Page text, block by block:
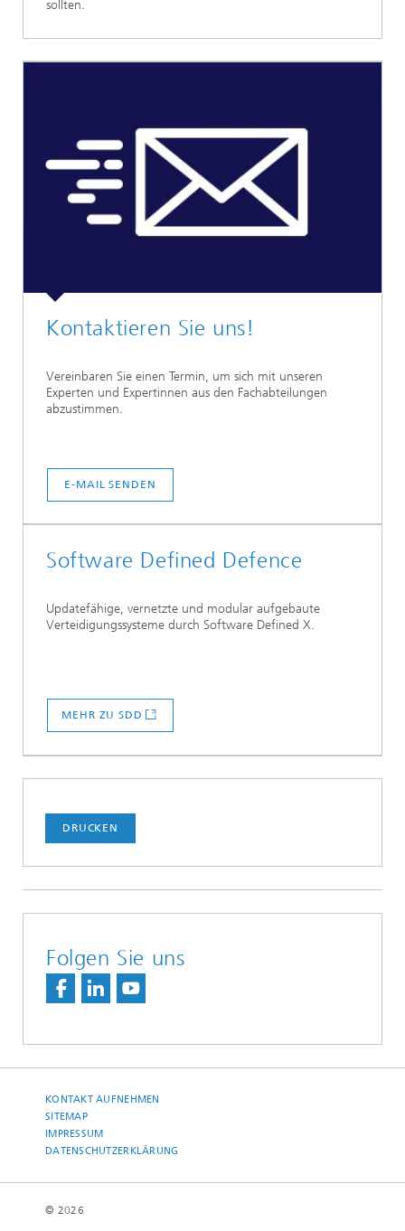
sollten.
Kontaktieren Sie uns!
Vereinbaren Sie einen Termin, um sich mit unseren
Experten und Expertinnen aus den Fachabteilungen
abzustimmen.
E-MAIL SENDEN
Software Defined Defence
Updatefähige, vernetzte und modular aufgebaute
Verteidigungssysteme durch Software Defined X.
MEHR ZU SDD
DRUCKEN
Folgen Sie uns
KONTAKT AUFNEHMEN
SITEMAP
IMPRESSUM
DATENSCHUTZERKLÄRUNG
© 2026